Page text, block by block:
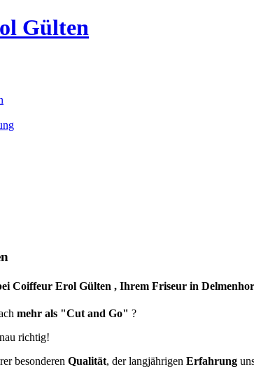
Gülten
Coiffeur Erol Gülten , Ihrem Friseur in
mehr als "Cut and Go" ?
richtig!
besonderen Qualität, der langjährigen Erfahrung